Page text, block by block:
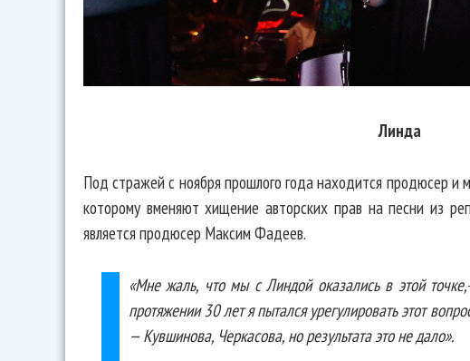
Линда
Под стражей с ноября прошлого года находится продюсер и
которому вменяют хищение авторских прав на песни из
является продюсер Максим Фадеев.
«Мне жаль, что мы с Линдой оказались в этой
протяжении 30 лет я пытался урегулировать этот
— Кувшинова, Черкасова, но результата это не дало».